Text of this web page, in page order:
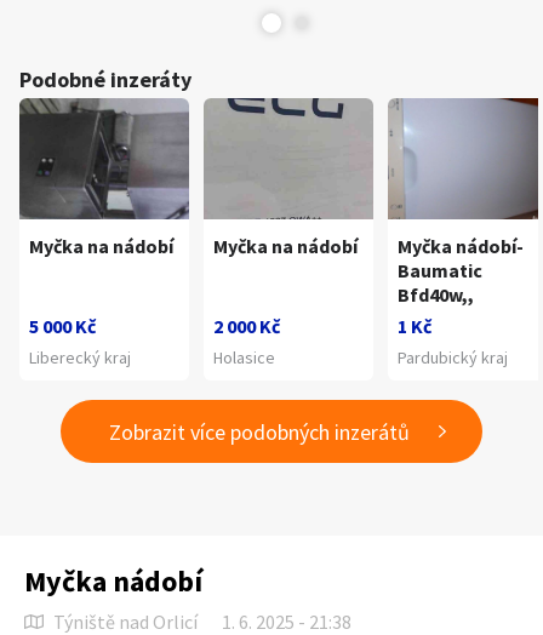
Podobné inzeráty
Myčka na nádobí
5 000 Kč
Liberecký kraj
Myčka na nádobí
2 000 Kč
Holasice
Myčka nádobí-
Baumatic
Bfd40w,,
1 Kč
Pardubický kraj
Zobrazit více podobných inzerátů
Myčka nádobí
Týniště nad Orlicí 1. 6. 2025 - 21:38